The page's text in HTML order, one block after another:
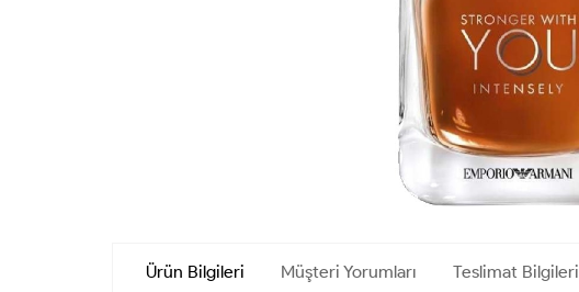
Ürün Bilgileri Müşteri Yorumları Teslimat Bilgileri